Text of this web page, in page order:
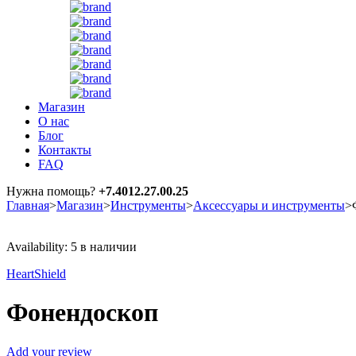
Магазин
О нас
Блог
Контакты
FAQ
Нужна помощь? +7.4012.27.00.25
Главная>Магазин>Инструменты>Аксессуары и инструменты>
Availability: 5 в наличии
HeartShield
Фонендоскоп
Add your review